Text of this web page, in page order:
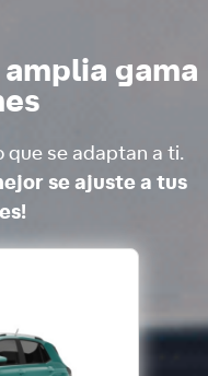
gama
que se adaptan a ti.
se ajuste a tus